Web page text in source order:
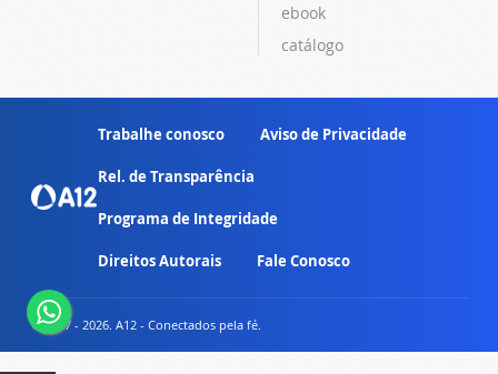
ebook
catálogo
Trabalhe conosco Aviso de Privacidade
Rel. de Transparência
Programa de Integridade
Direitos Autorais Fale Conosco
© 2007 - 2026. A12 - Conectados pela fé.